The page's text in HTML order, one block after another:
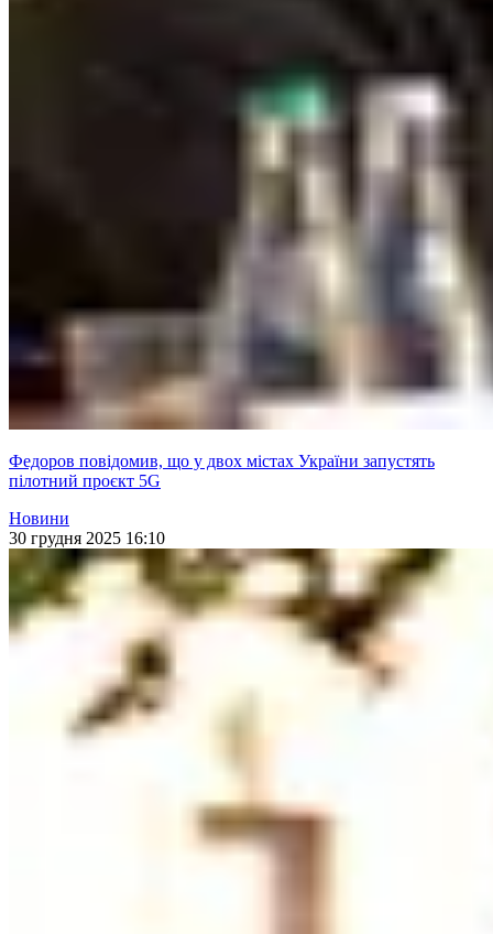
Федоров повідомив, що у двох містах України запустять
пілотний проєкт 5G
Новини
30 грудня 2025 16:10